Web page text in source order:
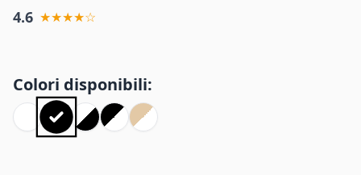
4.6 ★★★★☆
Colori disponibili: